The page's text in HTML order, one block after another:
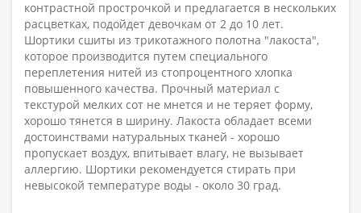
контрастной прострочкой и предлагается в нескольких
расцветках, подойдет девочкам от 2 до 10 лет.
Шортики сшиты из трикотажного полотна "лакоста",
которое производится путем специального
переплетения нитей из стопроцентного хлопка
повышенного качества. Прочный материал с
текстурой мелких сот не мнется и не теряет форму,
хорошо тянется в ширину. Лакоста обладает всеми
достоинствами натуральных тканей - хорошо
пропускает воздух, впитывает влагу, не вызывает
аллергию. Шортики рекомендуется стирать при
невысокой температуре воды - около 30 град.